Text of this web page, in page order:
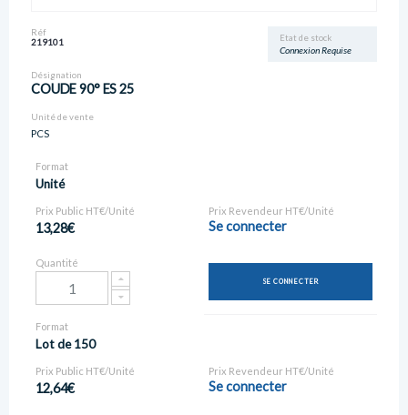
Etat de stock
Connexion Requise
Réf
219101
Désignation
COUDE 90° ES 25
Unité de vente
PCS
Format
Unité
Prix Public HT€/Unité
13,28€
Prix Revendeur HT€/Unité
Se connecter
Quantité
SE CONNECTER
Format
Lot de 150
Prix Public HT€/Unité
12,64€
Prix Revendeur HT€/Unité
Se connecter